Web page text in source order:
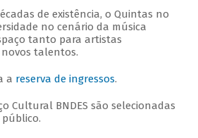
de existência, o Quintas no
no cenário da música
tanto para artistas
talentos.
a reserva de ingressos.
Cultural BNDES são selecionadas